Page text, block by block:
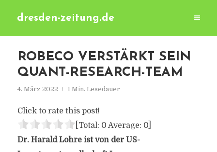
dresden-zeitung.de
ROBECO VERSTÄRKT SEIN
QUANT-RESEARCH-TEAM
4. März 2022 1 Min. Lesedauer
Click to rate this post!
[Total: 0 Average: 0]
Dr. Harald Lohre ist von der US-